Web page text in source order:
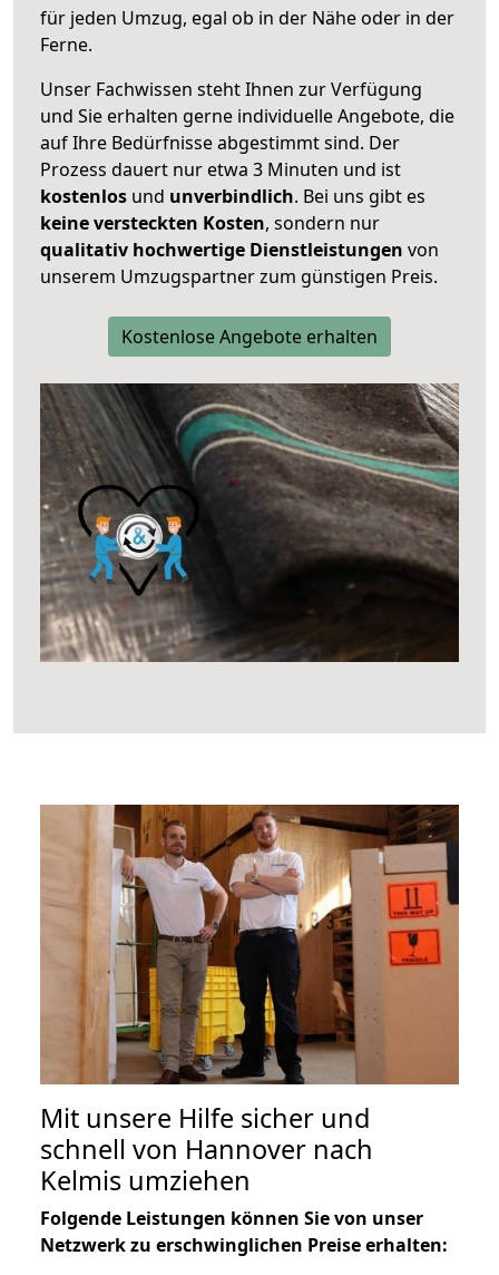
für jeden Umzug, egal ob in der Nähe oder in der
Ferne.
Unser Fachwissen steht Ihnen zur Verfügung
und Sie erhalten gerne individuelle Angebote, die
auf Ihre Bedürfnisse abgestimmt sind. Der
Prozess dauert nur etwa 3 Minuten und ist
kostenlos und unverbindlich. Bei uns gibt es
keine versteckten Kosten, sondern nur
qualitativ hochwertige Dienstleistungen von
unserem Umzugspartner zum günstigen Preis.
Kostenlose Angebote erhalten
Mit unsere Hilfe sicher und
schnell von Hannover nach
Kelmis umziehen
Folgende Leistungen können Sie von unser
Netzwerk zu erschwinglichen Preise erhalten: